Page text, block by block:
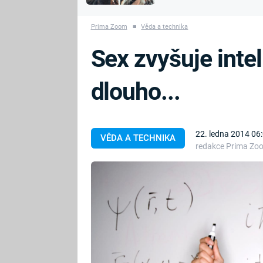
PRVNÍ SVĚTOVÁ
NAPOLEON
BRITSKÁ
KRÁLOVSKÁ
Prima Zoom ■ Věda a technika
VĚDA A TECHNIKA
22. ledna 2014
redakce Prima
Sex zvyšuje
dlouho...